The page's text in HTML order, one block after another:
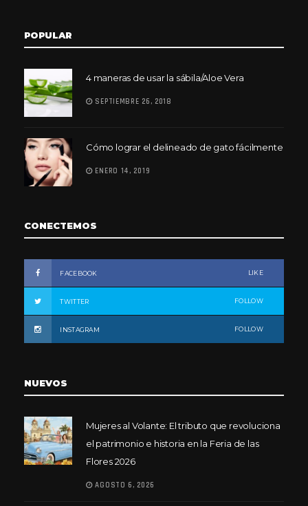
POPULAR
4 maneras de usar la sábila/Aloe Vera
SEPTIEMBRE 26, 2018
Cómo lograr el delineado de gato fácilmente
ENERO 14, 2019
CONECTEMOS
FACEBOOK LIKE
TWITTER FOLLOW
INSTAGRAM FOLLOW
NUEVOS
Mujeres al Volante: El tributo que revoluciona
el patrimonio e historia en la Feria de las
Flores 2026
AGOSTO 6, 2026